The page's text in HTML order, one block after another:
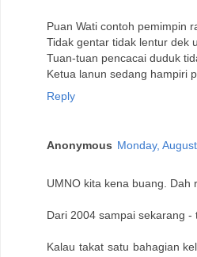
Puan Wati contoh pemimpin
Tidak gentar tidak lentur dek
Tuan-tuan pencacai duduk
Ketua lanun sedang hampiri
Reply
Anonymous Monday,
UMNO kita kena buang. Dah
Dari 2004 sampai sekarang -
Kalau takat satu bahagian